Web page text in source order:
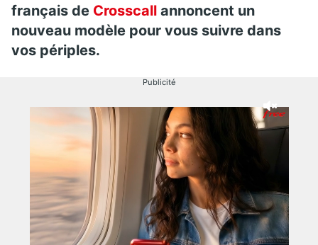
français de Crosscall annoncent un
nouveau modèle pour vous suivre dans
vos périples.
Publicité